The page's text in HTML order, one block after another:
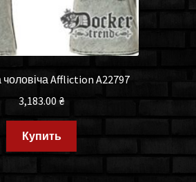
Affliction A22797
3,183.00₴
Купить